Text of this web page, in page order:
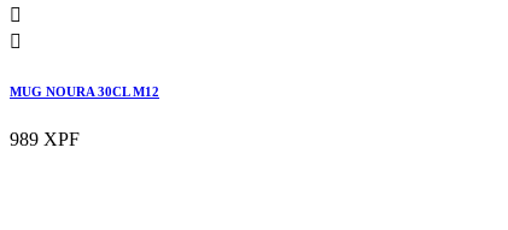


MUG NOURA 30CL M12
989 XPF